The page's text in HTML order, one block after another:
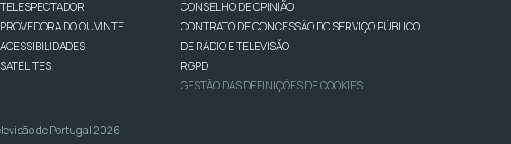
TELESPECTADOR
PROVEDORA DO OUVINTE
ACESSIBILIDADES
SATÉLITES
CONSELHO DE OPINIÃO
CONTRATO DE CONCESSÃO DO SERVIÇO PÚBLICO
DE RÁDIO E TELEVISÃO
RGPD
GESTÃO DAS DEFINIÇÕES DE COOKIES
de Portugal 2026